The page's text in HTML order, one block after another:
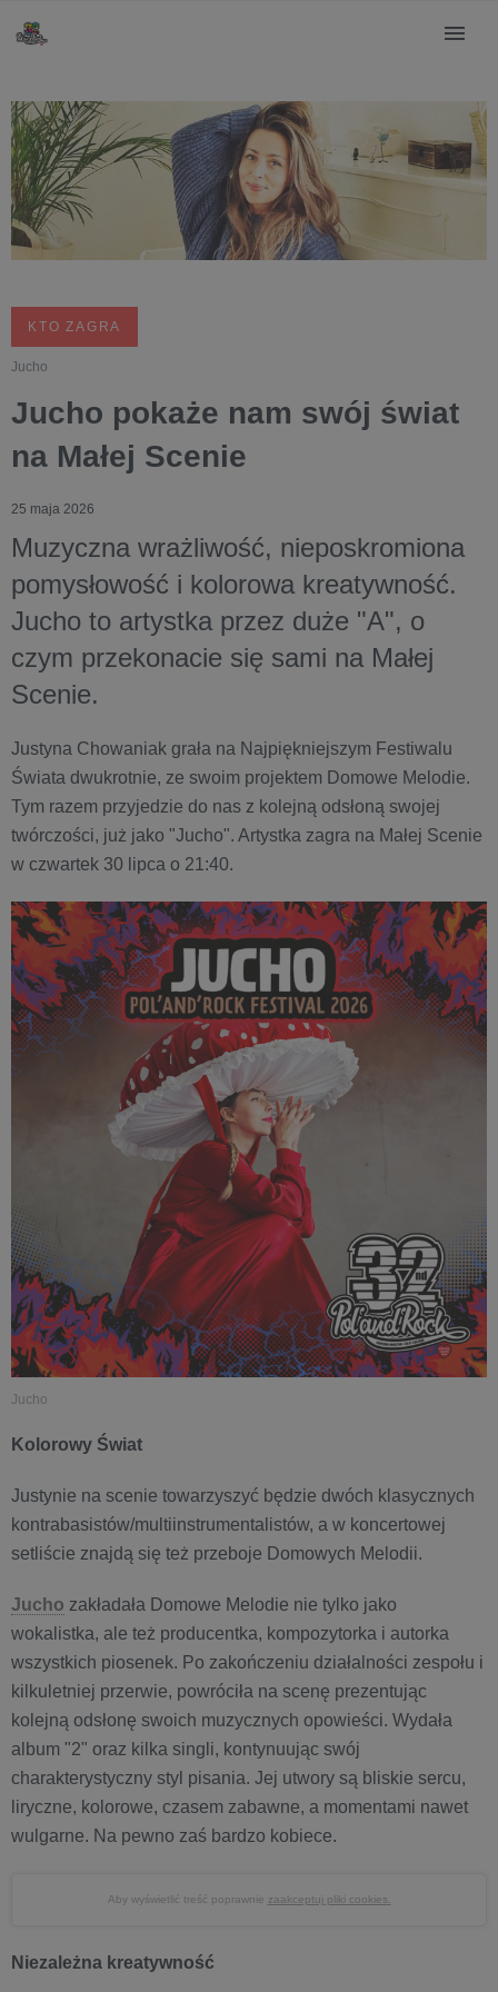
KTO ZAGRA
Jucho
Jucho pokaże nam swój świat
na Małej Scenie
25 maja 2026
Muzyczna wrażliwość, nieposkromiona
pomysłowość i kolorowa kreatywność.
Jucho to artystka przez duże "A", o
czym przekonacie się sami na Małej
Scenie.
Justyna Chowaniak grała na Najpiękniejszym Festiwalu
Świata dwukrotnie, ze swoim projektem Domowe Melodie.
Tym razem przyjedzie do nas z kolejną odsłoną swojej
twórczości, już jako "Jucho". Artystka zagra na Małej Scenie
w czwartek 30 lipca o 21:40.
Jucho
Kolorowy Świat
Justynie na scenie towarzyszyć będzie dwóch klasycznych
kontrabasistów/multiinstrumentalistów, a w koncertowej
setliście znajdą się też przeboje Domowych Melodii.
Jucho zakładała Domowe Melodie nie tylko jako
wokalistka, ale też producentka, kompozytorka i autorka
wszystkich piosenek. Po zakończeniu działalności zespołu i
kilkuletniej przerwie, powróciła na scenę prezentując
kolejną odsłonę swoich muzycznych opowieści. Wydała
album "2" oraz kilka singli, kontynuując swój
charakterystyczny styl pisania. Jej utwory są bliskie sercu,
liryczne, kolorowe, czasem zabawne, a momentami nawet
wulgarne. Na pewno zaś bardzo kobiece.
Aby wyświetlić treść poprawnie zaakceptuj pliki cookies.
Niezależna kreatywność